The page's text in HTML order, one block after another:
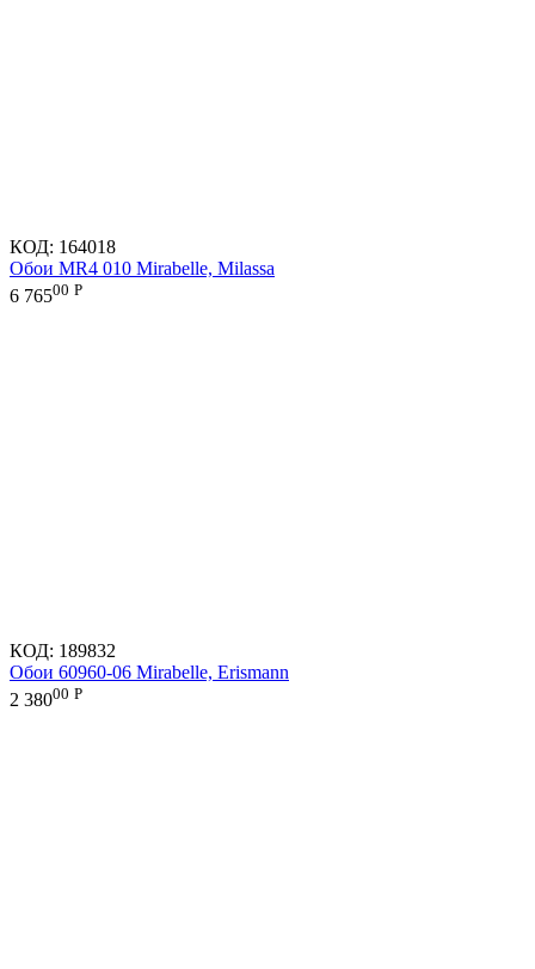
КОД: 164018
Обои MR4 010 Mirabelle, Milassa
6 76500 Р
КОД: 189832
Обои 60960-06 Mirabelle, Erismann
2 38000 Р